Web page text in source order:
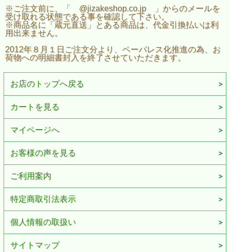
※ご注文前に、「 @jizakeshop.co.jp 」からのメールを
受け取れる状態である事を確認して下さい。
※商品名に「蔵元直送」とある商品は、代金引換払いは利
用出来ません。
2012年８月１日ご注文分より、ペーパレス化推進の為、お
荷物への明細書封入を終了させていただきます。
お店のトップへ戻る
カートを見る
マイページへ
お客様の声を見る
ご利用案内
特定商取引法表示
個人情報の取扱い
サイトマップ